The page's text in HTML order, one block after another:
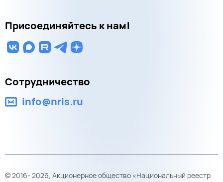
Присоединяйтесь к нам!
Сотрудничество
info@nris.ru
© 2016- 2026, Акционерное общество «Национальный реестр